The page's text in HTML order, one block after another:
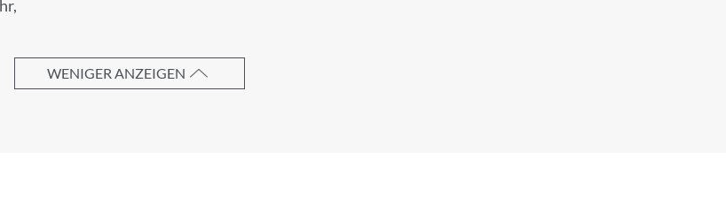
WENIGER ANZEIGEN